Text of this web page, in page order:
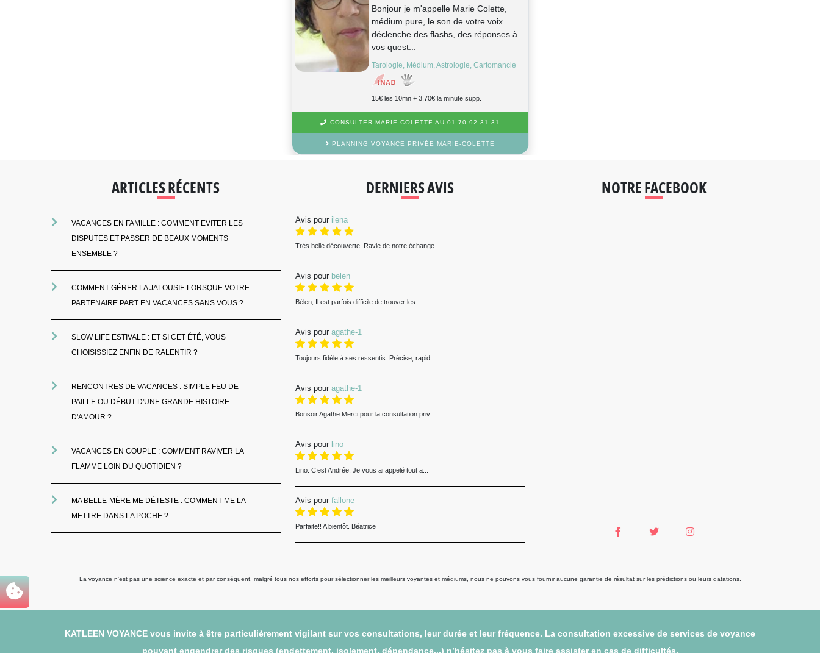
Bonjour je m'appelle Marie Colette,
médium pure, le son de votre voix
déclenche des flashs, des réponses à
vos quest...
Tarologie, Médium, Astrologie, Cartomancie
15€ les 10mn + 3,70€ la minute supp.
CONSULTER MARIE-COLETTE AU 01 70 92 31 31
PLANNING VOYANCE PRIVÉE MARIE-COLETTE
ARTICLES RÉCENTS
VACANCES EN FAMILLE : COMMENT EVITER LES
DISPUTES ET PASSER DE BEAUX MOMENTS
ENSEMBLE ?
COMMENT GÉRER LA JALOUSIE LORSQUE VOTRE
PARTENAIRE PART EN VACANCES SANS VOUS ?
SLOW LIFE ESTIVALE : ET SI CET ÉTÉ, VOUS
CHOISISSIEZ ENFIN DE RALENTIR ?
RENCONTRES DE VACANCES : SIMPLE FEU DE
PAILLE OU DÉBUT D'UNE GRANDE HISTOIRE
D'AMOUR ?
VACANCES EN COUPLE : COMMENT RAVIVER LA
FLAMME LOIN DU QUOTIDIEN ?
MA BELLE-MÈRE ME DÉTESTE : COMMENT ME LA
METTRE DANS LA POCHE ?
DERNIERS AVIS
Avis pour ilena
Très belle découverte. Ravie de notre échange....
Avis pour belen
Bélen, Il est parfois difficile de trouver les...
Avis pour agathe-1
Toujours fidèle à ses ressentis. Précise, rapid...
Avis pour agathe-1
Bonsoir Agathe Merci pour la consultation priv...
Avis pour lino
Lino. C’est Andrée. Je vous ai appelé tout a...
Avis pour fallone
Parfaite!! A bientôt. Béatrice
NOTRE FACEBOOK
La voyance n'est pas une science exacte et par conséquent, malgré tous nos efforts pour sélectionner les meilleurs voyantes et médiums, nous ne pouvons vous fournir aucune garantie de résultat sur les prédictions ou leurs datations.
KATLEEN VOYANCE vous invite à être particulièrement vigilant sur vos consultations, leur durée et leur fréquence. La consultation excessive de services de voyance
pouvant engendrer des risques (endettement, isolement, dépendance...) n’hésitez pas à vous faire assister en cas de difficultés.